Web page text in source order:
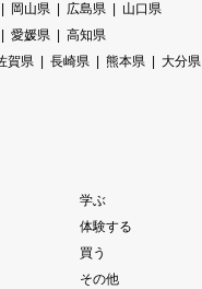
岡山県 広島県
山口県
愛媛県
高知県
賀県 長崎県 熊本県 大分県
学ぶ
体験する
買う
その他